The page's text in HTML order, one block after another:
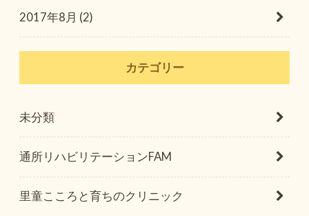
2017年8月 (2)
カテゴリー
未分類
通所リハビリテーションFAM
里童こころと育ちのクリニック